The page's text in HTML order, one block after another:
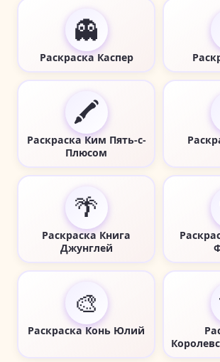
👻
Раскраска Каспер
🖍️
Раскраска Ким Пять-с-
Плюсом
🌴
Раскраска Книга
Джунглей
🎨
Раскраска Конь Юлий